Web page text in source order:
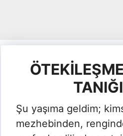
Şu yaşıma geldim;
mezhebinden,